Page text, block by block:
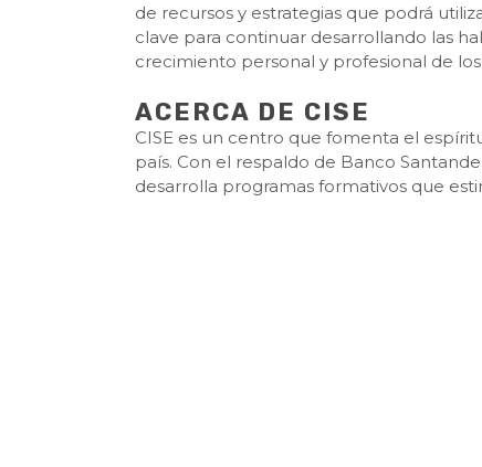
de recursos y estrategias que podrá
clave para continuar desarrollando las
crecimiento personal y profesional de
ACERCA DE CISE
CISE es un centro que fomenta el
país. Con el respaldo de Banco
desarrolla programas formativos que